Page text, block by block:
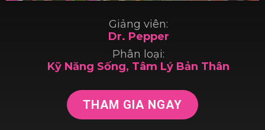
Giảng viên:
Dr. Pepper
Phân loại:
Kỹ Năng Sống, Tâm Lý Bản Thân
THAM GIA NGAY